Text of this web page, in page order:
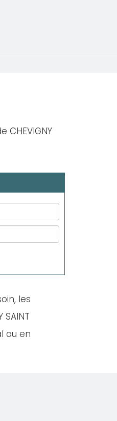
les
ou en